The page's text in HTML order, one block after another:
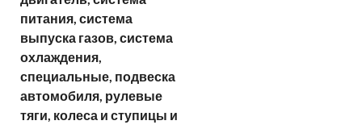
питания, система
выпуска газов, система
охлаждения,
специальные, подвеска
автомобиля, рулевые
тяги, колеса и ступицы и